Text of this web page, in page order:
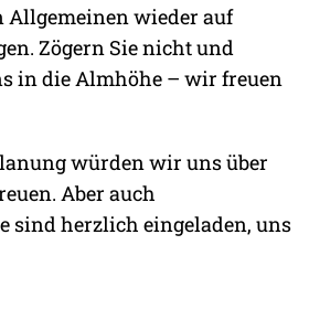
wieder auf
Zögern Sie nicht und
in die Almhöhe – wir freuen
würden wir uns über
Aber auch
sind herzlich eingeladen, uns